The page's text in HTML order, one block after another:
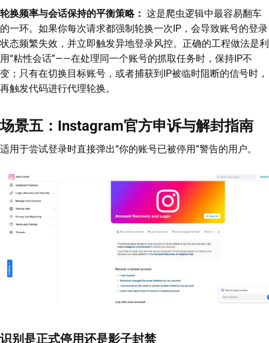
轮换频率与会话保持的平衡策略： 这是爬虫逻辑中最容易翻车
的一环。如果你每次请求都强制轮换一次IP，会导致账号的登录
状态频繁失效，并立即触发异地登录风控。正确的工程做法是利
用“粘性会话”——在处理同一个账号的抓取任务时，保持IP不
变；只有在切换目标账号，或者捕获到IP被临时阻断的信号时，
再触发代码进行代理轮换。
场景五：Instagram官方申诉与解封指南
适用于尝试登录时直接弹出“你的账号已被停用”警告的用户。
识别是正式停用还是影子封禁